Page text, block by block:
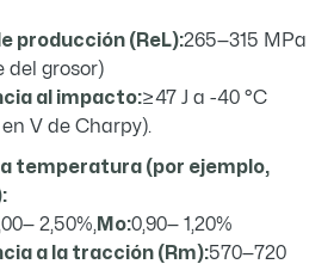
producción (ReL):265—315 MPa
del grosor)
al impacto:≥47 J a -40 °C
V de Charpy).
temperatura (por ejemplo,
2,50%, Mo:0,90— 1,20%
a la tracción (Rm):570—720